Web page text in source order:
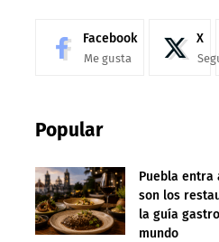
Facebook
Me gusta
X
Popular
Puebla entra
son los
la guía
mundo